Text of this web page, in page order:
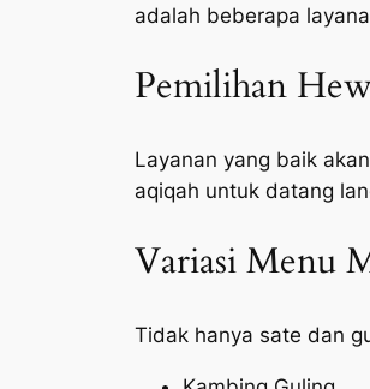
adalah beberapa
Pemilihan
Layanan yang baik
aqiqah untuk datang
Variasi Menu
Tidak hanya sate dan